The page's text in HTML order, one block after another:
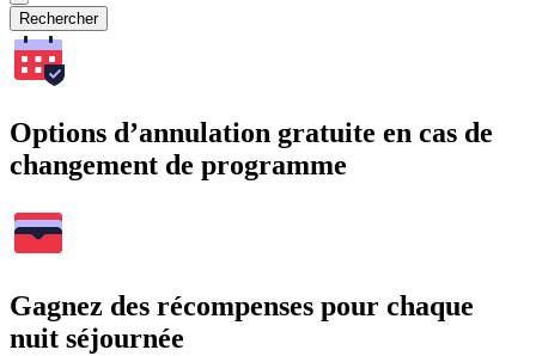
Rechercher
Options d’annulation gratuite en cas de
changement de programme
Gagnez des récompenses pour chaque
nuit séjournée